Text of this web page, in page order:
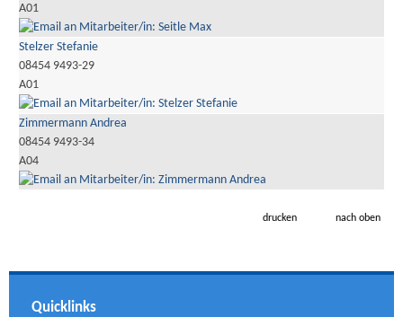
A01
Stelzer Stefanie
08454 9493-29
A01
Zimmermann Andrea
08454 9493-34
A04
drucken nach oben
Quicklinks